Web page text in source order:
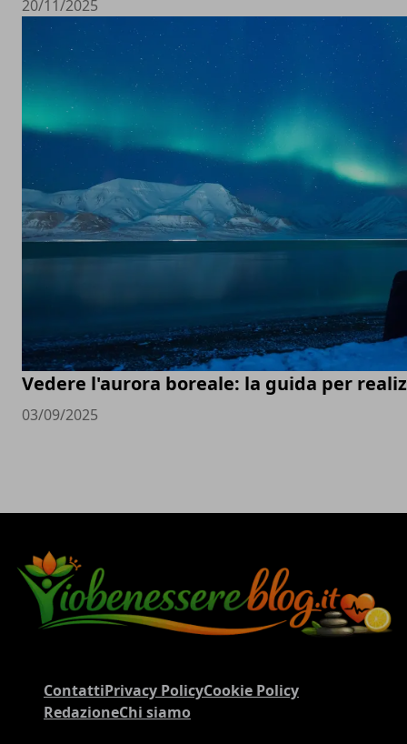
20/11/2025
Vedere l'aurora boreale: la guida per
03/09/2025
ContattiPrivacy PolicyCookie Policy
RedazioneChi siamo